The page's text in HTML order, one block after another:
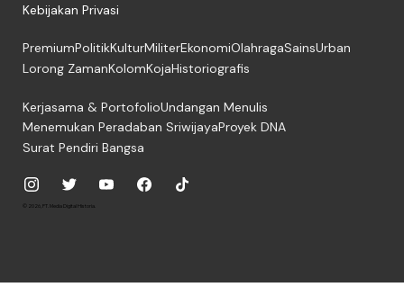
Kebijakan Privasi
PremiumPolitikKulturMiliterEkonomiOlahragaSainsUrban
Lorong ZamanKolomKojaHistoriografis
Kerjasama & PortofolioUndangan Menulis
Menemukan Peradaban SriwijayaProyek DNA
Surat Pendiri Bangsa
© 2026, PT. Media Digital Historia.